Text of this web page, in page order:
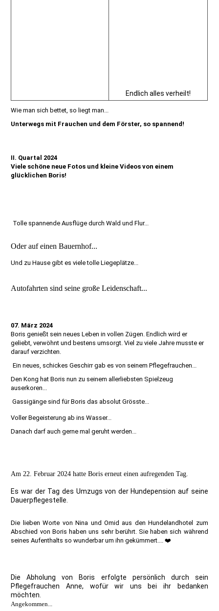
Endlich alles verheilt!
Wie man sich bettet, so liegt man...
Unterwegs mit Frauchen und dem Förster, so spannend!
II. Quartal 2024
Viele schöne neue Fotos und kleine Videos von einem
glücklichen Boris!
Tolle spannende Ausflüge durch Wald und Flur...
Oder auf einen Bauernhof...
Und zu Hause gibt es viele tolle Liegeplätze...
Autofahrten sind seine große Leidenschaft...
07. März 2024
Boris genießt sein neues Leben in vollen Zügen. Endlich wird er
geliebt, verwöhnt und bestens umsorgt. Viel zu viele Jahre musste er
darauf verzichten.
Ein neues, schickes Geschirr gab es von seinem Pflegefrauchen...
Den Kong hat Boris nun zu seinem allerliebsten Spielzeug
auserkoren...
Gassigänge sind für Boris das absolut Grösste...
Voller Begeisterung ab ins Wasser...
Danach darf auch gerne mal geruht werden...
Am 22. Februar 2024 hatte Boris erneut einen aufregenden Tag.
Es war der Tag des Umzugs von der Hundepension auf seine
Dauerpflegestelle.
Die lieben Worte von Nina und Omid aus den Hundelandhotel zum
Abschied von Boris haben uns sehr berührt. Sie haben sich während
seines Aufenthalts so wunderbar um ihn gekümmert.... ❤️
Die Abholung von Boris erfolgte persönlich durch sein
Pflegefrauchen Anne, wofür wir uns bei ihr bedanken
möchten.
Angekommen...